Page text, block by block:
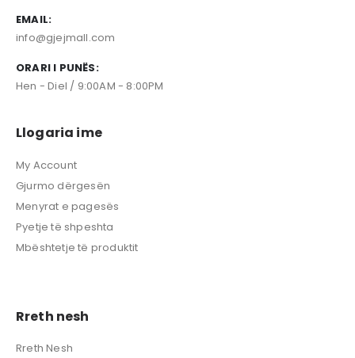
EMAIL:
info@gjejmall.com
ORARI I PUNËS:
Hen - Diel / 9:00AM - 8:00PM
Llogaria ime
My Account
Gjurmo dërgesën
Menyrat e pagesës
Pyetje të shpeshta
Mbështetje të produktit
Rreth nesh
Rreth Nesh